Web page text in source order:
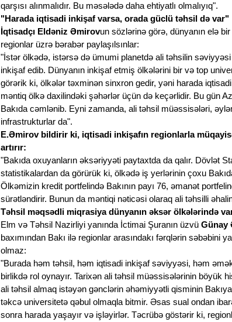
qarşısı alınmalıdır. Bu məsələdə daha ehtiyatlı olmalıyıq".
"Harada iqtisadi inkişaf varsa, orada güclü təhsil də var"
İqtisadçı Eldəniz Əmirovun sözlərinə görə, dünyanın elə
regionlar üzrə bərabər paylaşılsınlar:
"İstər ölkədə, istərsə də ümumi planetdə ali təhsilin
inkişaf edib. Dünyanın inkişaf etmiş ölkələrini bir və top
görərik ki, ölkələr təxminən sinxron gedir, yəni harada
məntiq ölkə daxilindəki şəhərlər üçün də keçərlidir. Bu gün
Bakıda cəmlənib. Eyni zamanda, ali təhsil müəssisələri,
infrastrukturlar da".
E.Əmirov bildirir ki, iqtisadi inkişafın regionlarla
artırır:
"Bakıda oxuyanların əksəriyyəti paytaxtda da qalır. Dövlət
statistikalardan da görürük ki, ölkədə iş yerlərinin çoxu
Ölkəmizin kredit portfelində Bakının payı 76, əmanət
sürətləndirir. Bunun da məntiqi nəticəsi olaraq ali təhsilli
Təhsil məqsədli miqrasiya dünyanın əksər ölkələrində
Elm və Təhsil Nazirliyi yanında İctimai Şuranın üzvü Günay
baxımından Bakı ilə regionlar arasındakı fərqlərin səbəbini
olmaz:
"Burada həm təhsil, həm iqtisadi inkişaf səviyyəsi, həm
birlikdə rol oynayır. Tarixən ali təhsil müəssisələrinin böyük
ali təhsil almaq istəyən gənclərin əhəmiyyətli qisminin
təkcə universitetə qəbul olmaqla bitmir. Əsas sual ondan
sonra harada yaşayır və işləyirlər. Təcrübə göstərir ki,